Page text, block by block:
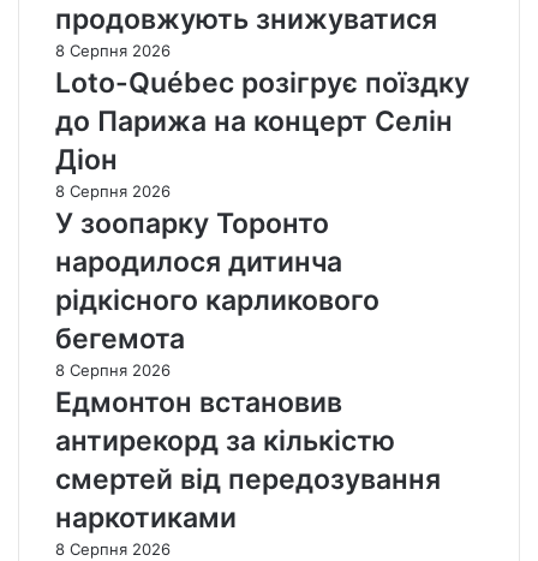
продовжують знижуватися
8 Серпня 2026
Loto-Québec розігрує поїздку
до Парижа на концерт Селін
Діон
8 Серпня 2026
У зоопарку Торонто
народилося дитинча
рідкісного карликового
бегемота
8 Серпня 2026
Едмонтон встановив
антирекорд за кількістю
смертей від передозування
наркотиками
8 Серпня 2026